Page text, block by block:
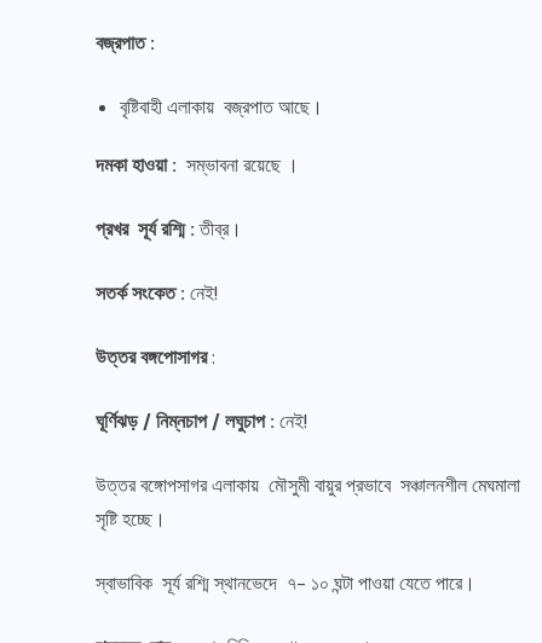
বজ্রপাত :
বৃষ্টিবাহী এলাকায় বজ্রপাত আছে।
দমকা হাওয়া : সম্ভাবনা রয়েছে ।
প্রখর সূর্য রশ্মি :তীব্র।
সতর্ক সংকেত : নেই!
উত্তর বঙ্গপোসাগর:
ঘূর্ণিঝড় / নিম্নচাপ / লঘুচাপ : নেই!
উত্তর বঙ্গোপসাগর এলাকায় মৌসুমী বায়ুর প্রভাবে সঞ্চালনশীল মেঘমালা
সৃষ্টি হচ্ছে।
স্বাভাবিক সূর্য রশ্মি স্থানভেদে ৭- ১০ ঘন্টা পাওয়া যেতে পারে।